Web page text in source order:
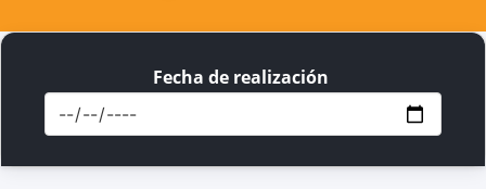
Fecha de realización